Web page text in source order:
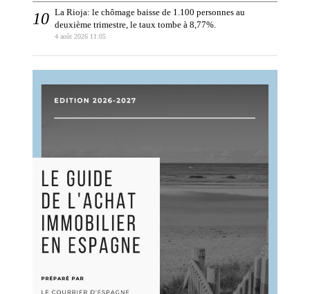
La Rioja: le chômage baisse de 1.100 personnes au
deuxième trimestre, le taux tombe à 8,77%.
4 août 2026 11:05